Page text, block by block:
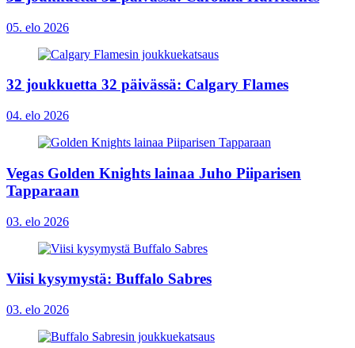
05. elo 2026
32 joukkuetta 32 päivässä: Calgary Flames
04. elo 2026
Vegas Golden Knights lainaa Juho Piiparisen
Tapparaan
03. elo 2026
Viisi kysymystä: Buffalo Sabres
03. elo 2026